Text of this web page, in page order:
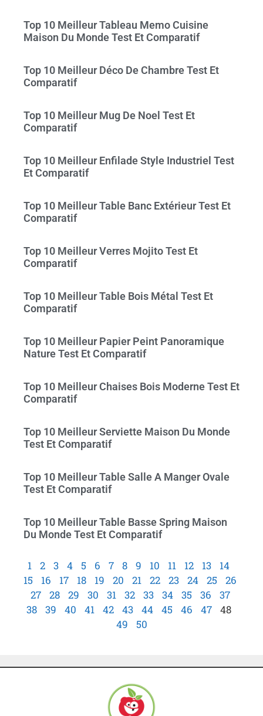
Top 10 Meilleur Tableau Memo Cuisine
Maison Du Monde Test Et Comparatif
Top 10 Meilleur Déco De Chambre Test Et
Comparatif
Top 10 Meilleur Mug De Noel Test Et
Comparatif
Top 10 Meilleur Enfilade Style Industriel Test
Et Comparatif
Top 10 Meilleur Table Banc Extérieur Test Et
Comparatif
Top 10 Meilleur Verres Mojito Test Et
Comparatif
Top 10 Meilleur Table Bois Métal Test Et
Comparatif
Top 10 Meilleur Papier Peint Panoramique
Nature Test Et Comparatif
Top 10 Meilleur Chaises Bois Moderne Test Et
Comparatif
Top 10 Meilleur Serviette Maison Du Monde
Test Et Comparatif
Top 10 Meilleur Table Salle A Manger Ovale
Test Et Comparatif
Top 10 Meilleur Table Basse Spring Maison
Du Monde Test Et Comparatif
1 2 3 4 5 6 7 8 9 10 11 12 13
14
15
16 17 18 19 20 21 22 23 24 25
26
27
28 29 30 31 32 33 34 35 36
37
38
39 40 41 42 43 44 45 46 47
48
49
50